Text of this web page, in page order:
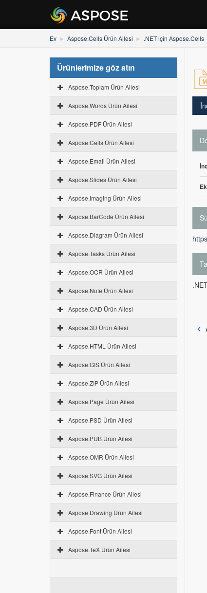
Ev Aspose.Cells Ürün Ailesi .NET için Aspose.Cells
Ürünlerimize göz atın
Aspose.Toplam Ürün Ailesi
Aspose.Words Ürün Ailesi
Aspose.PDF Ürün Ailesi
Aspose.Cells Ürün Ailesi
Aspose.Email Ürün Ailesi
Aspose.Slides Ürün Ailesi
Aspose.Imaging Ürün Ailesi
Aspose.BarCode Ürün Ailesi
Aspose.Diagram Ürün Ailesi
Aspose.Tasks Ürün Ailesi
Aspose.OCR Ürün Ailesi
Aspose.Note Ürün Ailesi
Aspose.CAD Ürün Ailesi
Aspose.3D Ürün Ailesi
Aspose.HTML Ürün Ailesi
Aspose.GIS Ürün Ailesi
Aspose.ZIP Ürün Ailesi
Aspose.Page Ürün Ailesi
Aspose.PSD Ürün Ailesi
Aspose.PUB Ürün Ailesi
Aspose.OMR Ürün Ailesi
Aspose.SVG Ürün Ailesi
Aspose.Finance Ürün Ailesi
Aspose.Drawing Ürün Ailesi
Aspose.Font Ürün Ailesi
Aspose.TeX Ürün Ailesi